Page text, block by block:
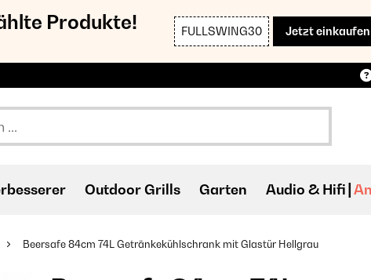
Produkte! FULLSWING30 Jetzt einkaufen
Outdoor Grills Garten Audio & Hifi
Beersafe 84cm 74L Getränkekühlschrank mit Glastür​ Hellgrau